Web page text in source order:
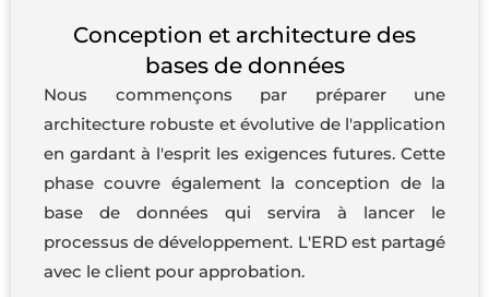
Conception et architecture des
bases de données
Nous commençons par préparer une
architecture robuste et évolutive de l'application
en gardant à l'esprit les exigences futures. Cette
phase couvre également la conception de la
base de données qui servira à lancer le
processus de développement. L'ERD est partagé
avec le client pour approbation.